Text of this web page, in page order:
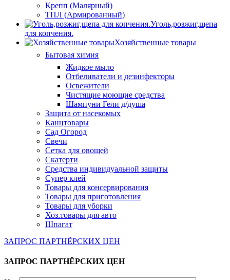
Крепп (Малярный)
ТПЛ (Армированный)
Уголь,розжиг,щепа
для копчения.
Хозяйственные товары
Бытовая химия
Жидкое мыло
Отбеливатели и дезинфекторы
Освежители
Чистящие моющие средства
Шампуни Гели д/душа
Защита от насекомых
Канцтовары
Сад Огород
Свечи
Сетка для овощей
Скатерти
Средства индивидуальной защиты
Супер клей
Товары для консервирования
Товары для приготовления
Товары для уборки
Хоз.товары для авто
Шпагат
ЗАПРОС ПАРТНЁРСКИХ ЦЕН
ЗАПРОС ПАРТНЁРСКИХ ЦЕН